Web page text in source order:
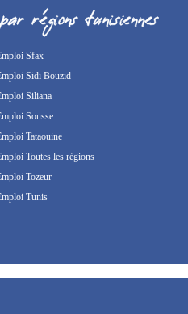
Sfax
Sidi Bouzid
Siliana
Sousse
Tataouine
Toutes les régions
Tozeur
Tunis